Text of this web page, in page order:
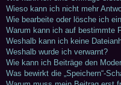
Wieso kann ich nicht mehr
Wie bearbeite oder lösche ich
Warum kann ich auf bestimmte
Weshalb kann ich keine
Weshalb wurde ich verwarnt?
Wie kann ich Beiträge den
Was bewirkt die „Speichern“-